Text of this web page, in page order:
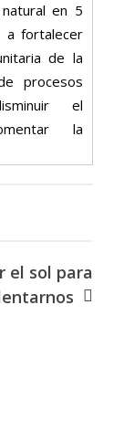
en 5
a fortalecer
de la
procesos
el
la
el sol para